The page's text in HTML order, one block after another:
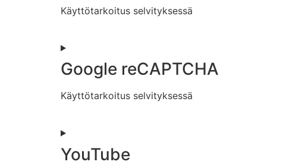
Käyttötarkoitus selvityksessä
Google reCAPTCHA
Käyttötarkoitus selvityksessä
YouTube